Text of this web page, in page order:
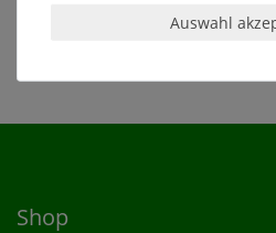
Shop
Auswahl